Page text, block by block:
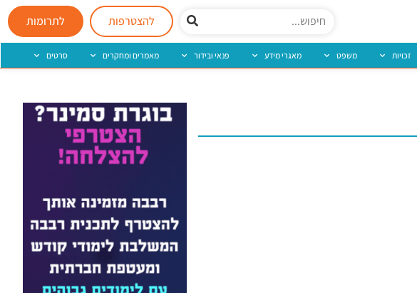
להצטרפות לתרומות
זכויות משפט מאגרי מידע פנאי ובידור מאמרים ומחקרים סרטים